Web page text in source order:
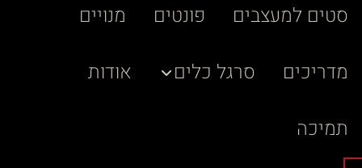
סטים למעצבים
פונטים
מנויים
מדריכים
סרגל כלים
אודות
תמיכה